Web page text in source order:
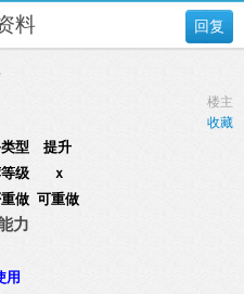
回复
料
楼主
收藏
型
提升
级 ｘ
做 可重做
力
用